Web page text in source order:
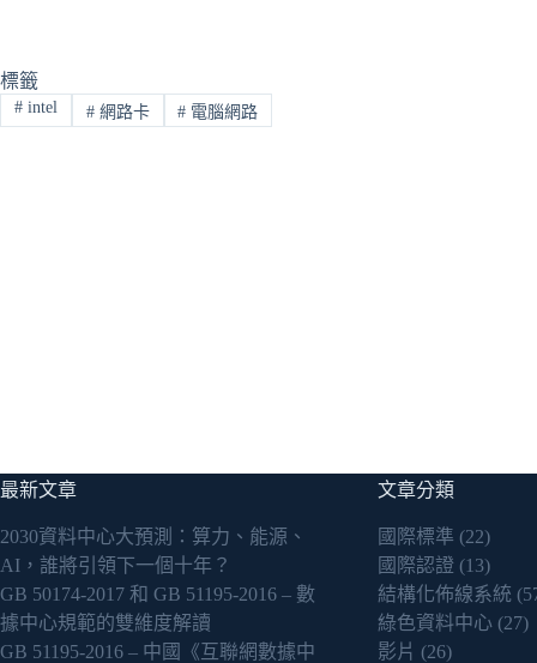
標籤
#intel #網路卡 # 電腦網路
最新文章
2030資料中心大預測：算力、能源、
AI，誰將引領下一個十年？
GB 50174-2017 和 GB 51195-2016 – 數
據中心規範的雙維度解讀
GB 51195-2016 – 中國《互聯網數據中
文章分類
國際標準 (22)
國際認證(13)
結構化佈線系統
綠色資料中心(27)
影片 (26)